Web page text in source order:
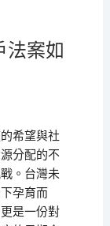
法案如
希望與社
分配的不
。台灣未
孕育而
是一份對